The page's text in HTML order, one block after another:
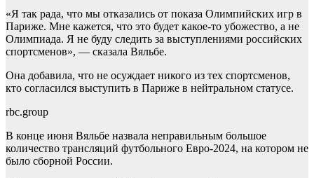
«Я так рада, что мы отказались от показа Олимпийских игр в
Париже. Мне кажется, что это будет какое-то убожество, а не
Олимпиада. Я не буду следить за выступлениями российских
спортсменов», — сказала Вяльбе.
Она добавила, что не осуждает никого из тех спортсменов,
кто согласился выступить в Париже в нейтральном статусе.
rbc.group
В конце июня Вяльбе назвала неправильным большое
количество трансляций футбольного Евро-2024, на котором не
было сборной России.